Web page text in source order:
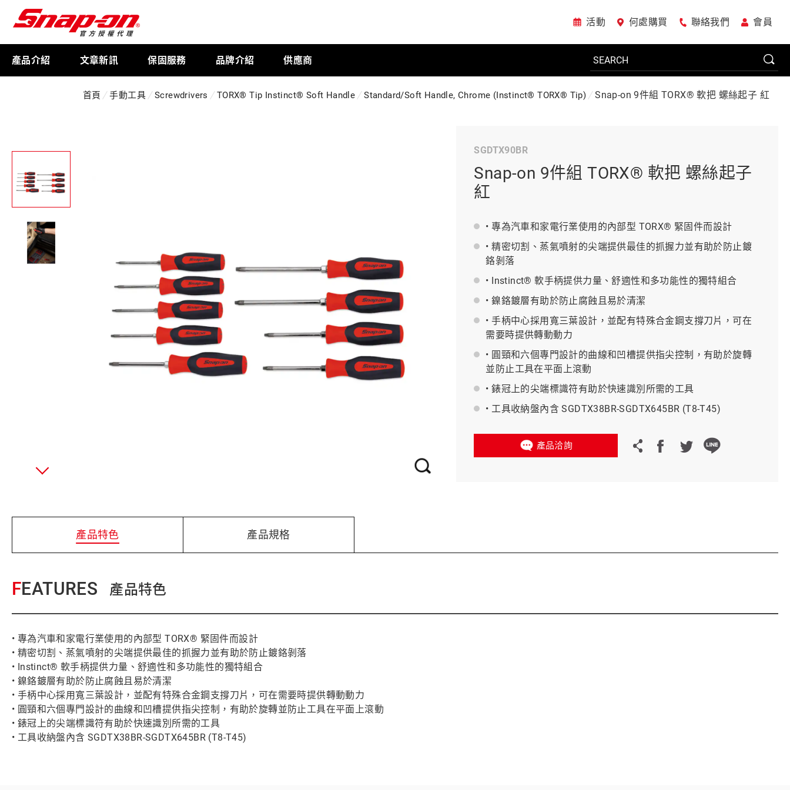
活動 何處購買 聯絡我們 會員
產品介紹
美國JohnBean設備
BAHCO 瑞典魚牌 義大利 Bike-Lift
文章新訊 保固服務 品牌介紹 供應商
首頁 手動工具 Screwdrivers TORX® Tip Instinct® Soft Handle Standard/Soft Handle, Chrome (Instinct® TORX® Tip) Snap-on 9件組 TORX® 軟把 螺絲起子 紅
SGDTX90BR
Snap-on 9件組 TORX® 軟把 螺絲起子
紅
• 專為汽車和家電行業使用的內部型 TORX® 緊固件而設計
• 精密切割、蒸氣噴射的尖端提供最佳的抓握力並有助於防止鍍
鉻剝落
• Instinct® 軟手柄提供力量、舒適性和多功能性的獨特組合
• 鎳鉻鍍層有助於防止腐蝕且易於清潔
• 手柄中心採用寬三葉設計，並配有特殊合金鋼支撐刀片，可在
需要時提供轉動動力
• 圓頸和六個專門設計的曲線和凹槽提供指尖控制，有助於旋轉
並防止工具在平面上滾動
• 錶冠上的尖端標識符有助於快速識別所需的工具
• 工具收納盤內含 SGDTX38BR-SGDTX645BR (T8-T45)
產品洽詢
產品特色 產品規格
FEATURES 產品特色
• 專為汽車和家電行業使用的內部型 TORX® 緊固件而設計
• 精密切割、蒸氣噴射的尖端提供最佳的抓握力並有助於防止鍍鉻剝落
• Instinct® 軟手柄提供力量、舒適性和多功能性的獨特組合
• 鎳鉻鍍層有助於防止腐蝕且易於清潔
• 手柄中心採用寬三葉設計，並配有特殊合金鋼支撐刀片，可在需要時提供轉動動力
• 圓頸和六個專門設計的曲線和凹槽提供指尖控制，有助於旋轉並防止工具在平面上滾動
• 錶冠上的尖端標識符有助於快速識別所需的工具
• 工具收納盤內含 SGDTX38BR-SGDTX645BR (T8-T45)